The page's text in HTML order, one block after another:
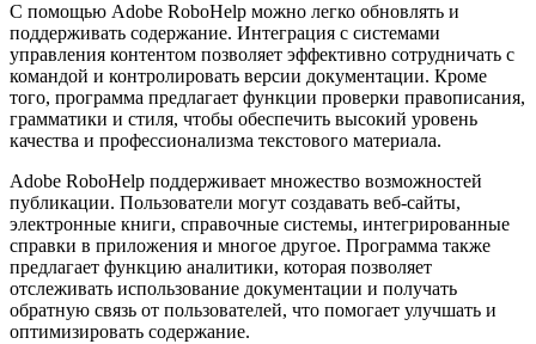
С помощью Adobe RoboHelp можно легко обновлять и
поддерживать содержание. Интеграция с системами
управления контентом позволяет эффективно сотрудничать с
командой и контролировать версии документации. Кроме
того, программа предлагает функции проверки правописания,
грамматики и стиля, чтобы обеспечить высокий уровень
качества и профессионализма текстового материала.
Adobe RoboHelp поддерживает множество возможностей
публикации. Пользователи могут создавать веб-сайты,
электронные книги, справочные системы, интегрированные
справки в приложения и многое другое. Программа также
предлагает функцию аналитики, которая позволяет
отслеживать использование документации и получать
обратную связь от пользователей, что помогает улучшать и
оптимизировать содержание.